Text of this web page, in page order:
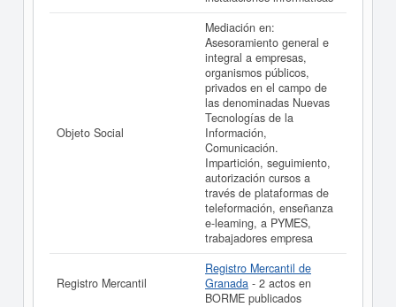
Objeto Social
Mediación en:
Asesoramiento general e
integral a empresas,
organismos públicos,
privados en el campo de
las denominadas Nuevas
Tecnologías de la
Información,
Comunicación.
Impartición, seguimiento,
autorización cursos a
través de plataformas de
teleformación, enseñanza
e-leaming, a PYMES,
trabajadores empresa
Registro Mercantil
Registro Mercantil de
Granada - 2 actos en
BORME publicados